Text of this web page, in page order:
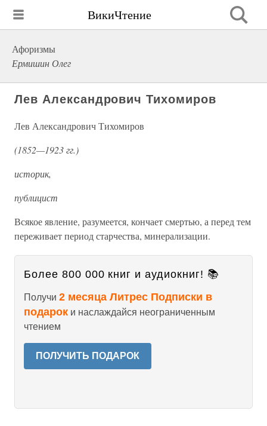
ВикиЧтение
Афоризмы
Ермишин Олег
Лев Александрович Тихомиров
Лев Александрович Тихомиров
(1852—1923 гг.)
историк,
публицист
Всякое явление, разумеется, кончает смертью, а перед тем
переживает период старчества, минерализации.
Более 800 000 книг и аудиокниг! 📚
Получи 2 месяца Литрес Подписки в
подарок и наслаждайся неограниченным
чтением
ПОЛУЧИТЬ ПОДАРОК